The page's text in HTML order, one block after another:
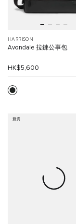
HARRISON
Avondale 拉鍊公事包
HK$5,600
新貨